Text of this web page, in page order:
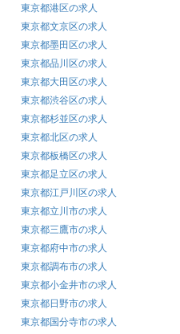
東京都港区の求人
東京都文京区の求人
東京都墨田区の求人
東京都品川区の求人
東京都大田区の求人
東京都渋谷区の求人
東京都杉並区の求人
東京都北区の求人
東京都板橋区の求人
東京都足立区の求人
東京都江戸川区の求人
東京都立川市の求人
東京都三鷹市の求人
東京都府中市の求人
東京都調布市の求人
東京都小金井市の求人
東京都日野市の求人
東京都国分寺市の求人